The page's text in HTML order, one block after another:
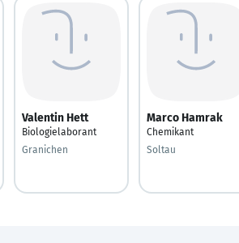
Valentin Hett
Biologielaborant
Granichen
Marco Hamrak
Chemikant
Soltau